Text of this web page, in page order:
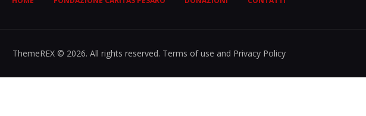
ThemeREX © 2026. All rights reserved. Terms of use and Privacy Policy